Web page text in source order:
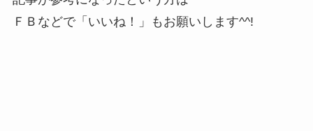
ＦＢなどで「 いいね！ 」もお願いします^^!